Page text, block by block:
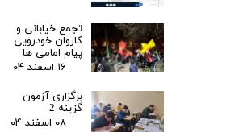
تجمع خیابانی و
کاروان خودرویی
پیام امامی ها
۱۶ اسفند ۰۴
برگزاری آزمون
گزینه 2
۰۸ اسفند ۰۴